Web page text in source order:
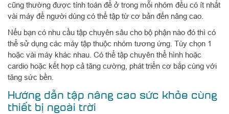
cũng thường được tính toán để ở trong mỗi nhóm đều có ít nhất
vài máy để người dùng có thể tập từ cơ bản đến nâng cao.
Nếu bạn có nhu cầu tập chuyên sâu cho bộ phận nào đó thì có
thể sử dụng các máy tập thuộc nhóm tương ứng. Tùy chọn 1
hoặc vài máy khác nhau. Có thể tập chuyên thể hình hoặc
cardio hoặc kết hợp cả tăng cường, phát triển cơ bắp cùng với
tăng sức bền.
Hướng dẫn tập nâng cao sức khỏe cùng
thiết bị ngoài trời